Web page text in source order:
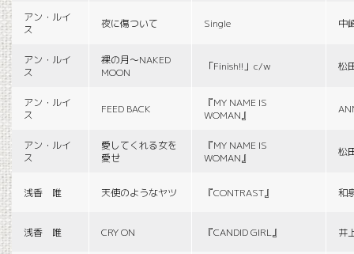
アン・ルイ
ス
夜に傷ついて Single 中
アン・ルイ
ス
裸の月〜NAKED
MOON
「Finish!!」c/w 松
アン・ルイ
ス
FEED BACK
『MY NAME IS
WOMAN』
アン・ルイ
ス
愛してくれる女を
愛せ
『MY NAME IS
WOMAN』
松
浅香 唯 天使のようなヤツ 『CONTRAST』 和
浅香 唯 CRY ON 『CANDID GIRL』 井